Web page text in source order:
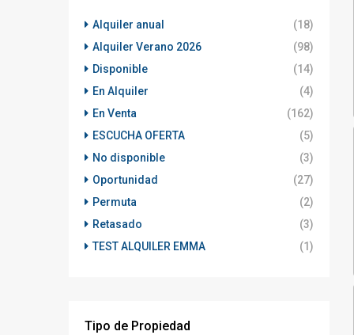
Alquiler anual
(18)
Alquiler Verano 2026
(98)
Disponible
(14)
En Alquiler
(4)
En Venta
(162)
ESCUCHA OFERTA
(5)
No disponible
(3)
Oportunidad
(27)
Permuta
(2)
Retasado
(3)
TEST ALQUILER EMMA
(1)
Tipo de Propiedad